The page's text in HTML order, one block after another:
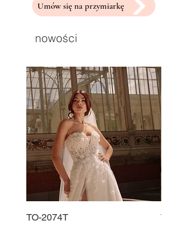
Umów się na przymiarkę
nowości
TO-2074T TO-